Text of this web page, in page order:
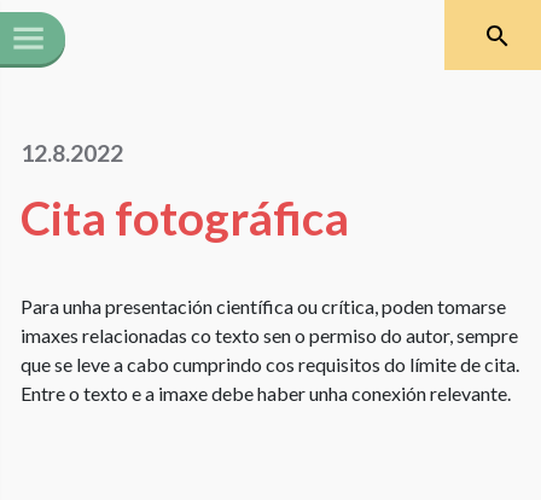
12.8.2022
Cita fotográfica
Para unha presentación científica ou crítica, poden tomarse
imaxes relacionadas co texto sen o permiso do autor, sempre
que se leve a cabo cumprindo cos requisitos do límite de cita.
Entre o texto e a imaxe debe haber unha conexión relevante.